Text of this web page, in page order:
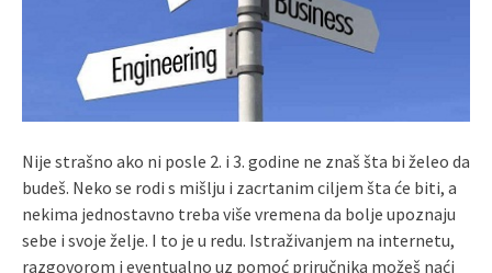
Nije strašno ako ni posle 2. i 3. godine ne znaš šta bi želeo da
budeš. Neko se rodi s mišlju i zacrtanim ciljem šta će biti, a
nekima jednostavno treba više vremena da bolje upoznaju
sebe i svoje želje. I to je u redu. Istraživanjem na internetu,
razgovorom i eventualno uz pomoć priručnika možeš naći